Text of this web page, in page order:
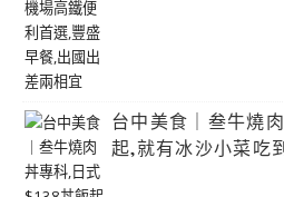
台中美食｜叁牛燒
起,就有冰沙小菜吃